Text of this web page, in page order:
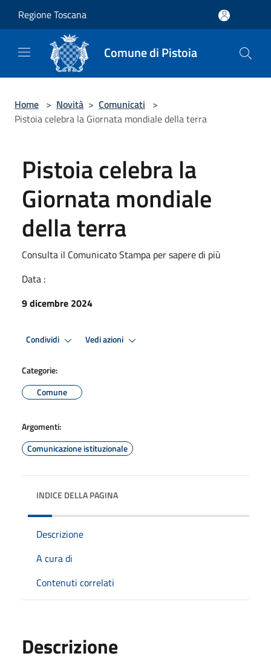
Regione Toscana
Comune di Pistoia
Home > Novità > Comunicati >
Pistoia celebra la Giornata mondiale della terra
Pistoia celebra la
Giornata mondiale
della terra
Consulta il Comunicato Stampa per sapere di più
Data :
9 dicembre 2024
Condividi Vedi azioni
Categorie:
Comune
Argomenti:
Comunicazione istituzionale
INDICE DELLA PAGINA
Descrizione
A cura di
Contenuti correlati
Descrizione